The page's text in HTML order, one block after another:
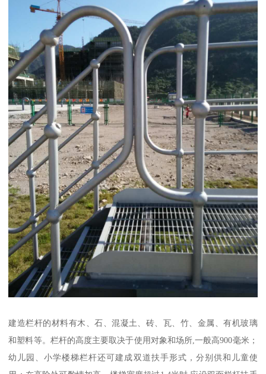
建造栏杆的材料有木、石、混凝土、砖、瓦、竹、金属、有机玻璃
和塑料等。栏杆的高度主要取决于使用对象和场所,一般高900毫米；
幼儿园、小学楼梯栏杆还可建成双道扶手形式，分别供和儿童使